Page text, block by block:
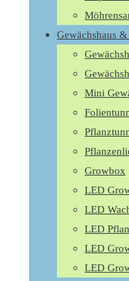
Gewächshaus
Mini
Growbox
LED
LED
LED
LED
LED